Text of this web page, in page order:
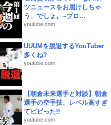
ツニュースをお届けしちゃ
う、でしょ。~プロ...
youtube.com
UUUMを脱退するYouTuber
多くね?
youtube.com
【朝倉未来選手と対談】朝倉
選手の空手技、レベル高すぎ
てビビった!!
youtube.com